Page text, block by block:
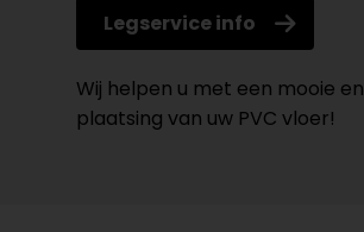
Legservice info
Wij helpen u met een mooie
plaatsing van uw PVC vloer!